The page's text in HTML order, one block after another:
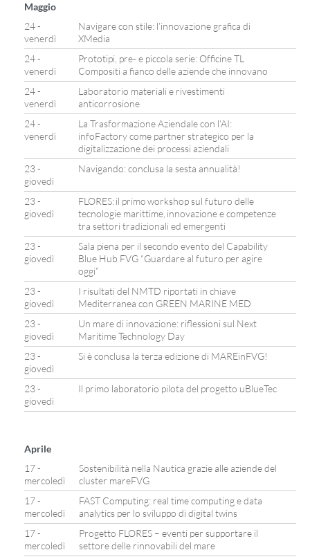
Maggio
24 -
venerdì
Navigare con stile: l’innovazione grafica di
XMedia
24 -
venerdì
Prototipi, pre- e piccola serie: Officine TL
Compositi a fianco delle aziende che innovano
24 -
venerdì
Laboratorio materiali e rivestimenti
anticorrosione
24 -
venerdì
La Trasformazione Aziendale con l’AI:
infoFactory come partner strategico per la
digitalizzazione dei processi aziendali
23 -
giovedì
Navigando: conclusa la sesta annualità!
23 -
giovedì
FLORES: il primo workshop sul futuro delle
tecnologie marittime, innovazione e competenze
tra settori tradizionali ed emergenti
23 -
giovedì
Sala piena per il secondo evento del Capability
Blue Hub FVG “Guardare al futuro per agire
oggi”
23 -
giovedì
I risultati del NMTD riportati in chiave
Mediterranea con GREEN MARINE MED
23 -
giovedì
Un mare di innovazione: riflessioni sul Next
Maritime Technology Day
23 -
giovedì
Si è conclusa la terza edizione di MAREinFVG!
23 -
giovedì
Il primo laboratorio pilota del progetto uBlueTec
Aprile
17 -
mercoledì
Sostenibilità nella Nautica grazie alle aziende del
cluster mareFVG
17 -
mercoledì
FAST Computing: real time computing e data
analytics per lo sviluppo di digital twins
17 -
mercoledì
Progetto FLORES – eventi per supportare il
settore delle rinnovabili del mare